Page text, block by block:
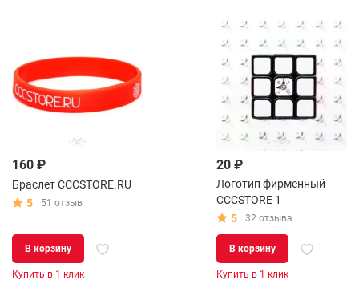
160 ₽
Браслет CCCSTORE.RU
5
51 отзыв
В корзину
Купить в 1 клик
20 ₽
Логотип фирменный
CCCSTORE 1
5
32 отзыва
В корзину
Купить в 1 клик